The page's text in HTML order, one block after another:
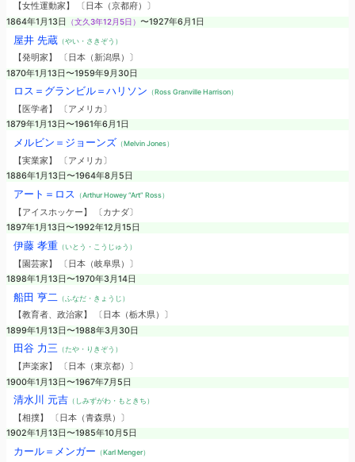
【女性運動家】 〔日本（京都府）〕
1864年1月13日
（文久3年12月5日） 〜1927年6月1日
屋井 先蔵（やい・さきぞう）
【発明家】 〔日本（新潟県）〕
1870年1月13日〜1959年9月30日
ロス＝グランビル＝ハリソン （Ross Granville Harrison）
【医学者】 〔アメリカ〕
1879年1月13日〜1961年6月1日
メルビン＝ジョーンズ （Melvin Jones）
【実業家】 〔アメリカ〕
1886年1月13日〜1964年8月5日
アート＝ロス （Arthur Howey “Art” Ross）
【アイスホッケー】 〔カナダ〕
1897年1月13日〜1992年12月15日
伊藤 孝重（いとう・こうじゅう）
【園芸家】 〔日本（岐阜県）〕
1898年1月13日〜1970年3月14日
船田 亨二 （ふなだ・きょうじ）
【教育者、政治家】 〔日本（栃木県）〕
1899年1月13日〜1988年3月30日
田谷 力三 （たや・りきぞう）
【声楽家】 〔日本（東京都）〕
1900年1月13日〜1967年7月5日
清水川 元吉（しみずがわ・もときち）
【相撲】 〔日本（青森県）〕
1902年1月13日〜1985年10月5日
カール＝メンガー （Karl Menger）